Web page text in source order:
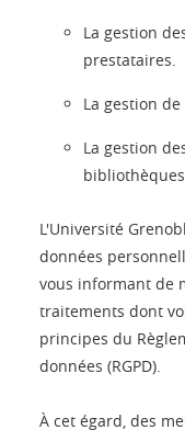
La gestion
prestataires.
La gestion de
La gestion
L'Université
données
vous informant de
traitements dont
principes du
données (RGPD).
À cet égard, des